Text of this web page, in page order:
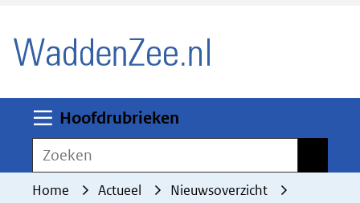
deze
worden
toegestaan
geweigerd.
Hoofdrubrieken
Zoeken
Home Actueel
Nieuwsoverzicht